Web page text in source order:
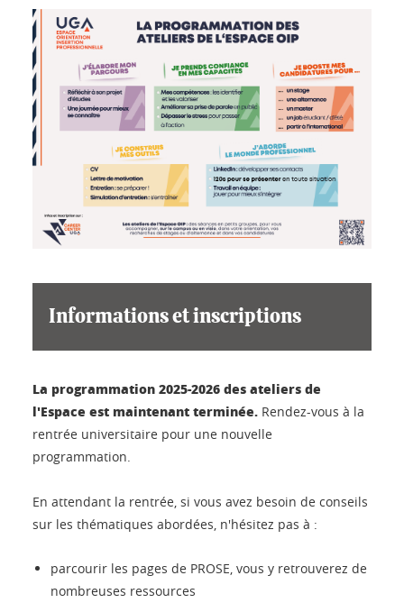
Informations et inscriptions
La programmation 2025-2026 des ateliers de
l'Espace est maintenant terminée. Rendez-vous à la
rentrée universitaire pour une nouvelle
programmation.
En attendant la rentrée, si vous avez besoin de conseils
sur les thématiques abordées, n'hésitez pas à :
parcourir les pages de PROSE, vous y retrouverez de
nombreuses ressources